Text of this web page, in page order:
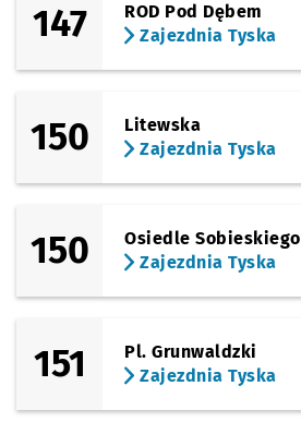
147
ROD Pod Dębem
Zajezdnia Tyska
150
Litewska
Zajezdnia Tyska
150
Osiedle Sobieskiego
Zajezdnia Tyska
151
Pl. Grunwaldzki
Zajezdnia Tyska